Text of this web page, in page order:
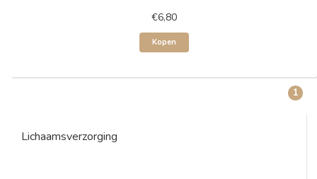
€6,80
Kopen
1
Lichaamsverzorging